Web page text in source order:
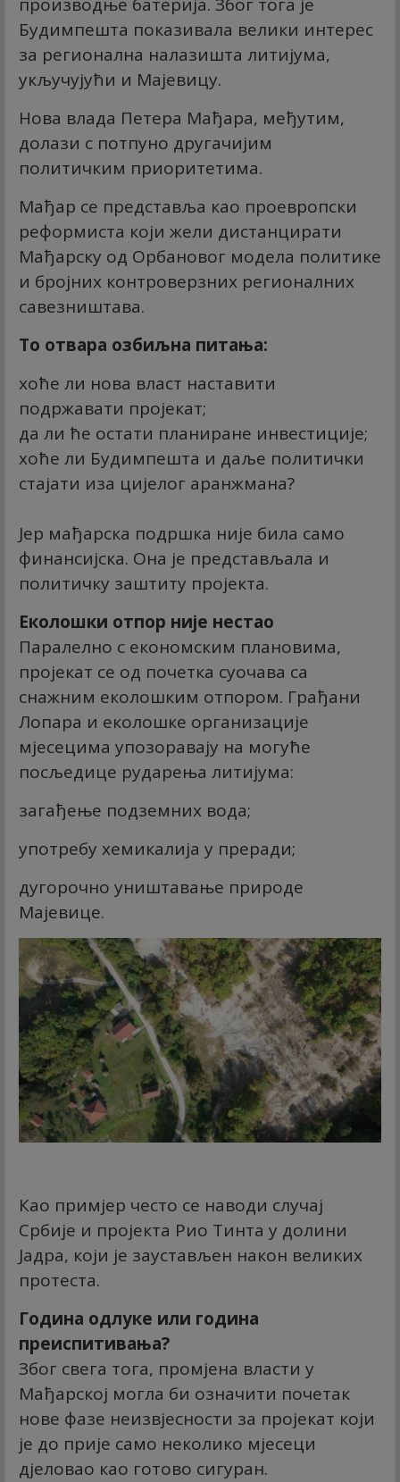
Будимпешта показивала велики интерес
за регионална налазишта литијума,
укључујући и Мајевицу.
Нова влада Петера Мађара, међутим,
долази с потпуно другачијим
политичким приоритетима.
Мађар се представља као проевропски
реформиста који жели дистанцирати
Мађарску од Орбановог модела политике
и бројних контроверзних регионалних
савезништава.
То отвара озбиљна питања:
хоће ли нова власт наставити
подржавати пројекат;
да ли ће остати планиране инвестиције;
хоће ли Будимпешта и даље политички
стајати иза цијелог аранжмана?
Јер мађарска подршка није била само
финансијска. Она је представљала и
политичку заштиту пројекта.
Еколошки отпор није нестао
Паралелно с економским плановима,
пројекат се од почетка суочава са
снажним еколошким отпором. Грађани
Лопара и еколошке организације
мјесецима упозоравају на могуће
посљедице рударења литијума:
загађење подземних вода;
употребу хемикалија у преради;
дугорочно уништавање природе
Мајевице.
Као примјер често се наводи случај
Србије и пројекта Рио Тинта у долини
Јадра, који је заустављен након великих
протеста.
Година одлуке или година
преиспитивања?
Због свега тога, промјена власти у
Мађарској могла би означити почетак
нове фазе неизвјесности за пројекат који
је до прије само неколико мјесеци
дјеловао као готово сигуран.